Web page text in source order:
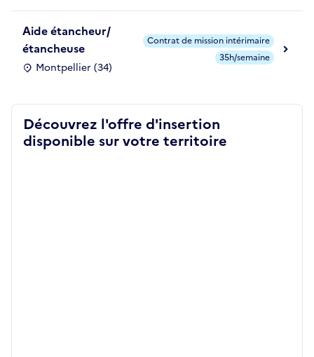
Aide étancheur/
étancheuse
Montpellier (34)
Contrat de mission intérimaire
35h/semaine
Découvrez l'offre d'insertion
disponible sur votre territoire